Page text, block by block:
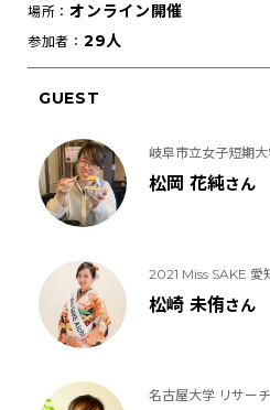
場所：オンライン開催
参加者： 29人
GUEST
岐阜市立女子短期大
松岡 花純さん
2021 Miss SAKE 愛
松崎 未侑さん
名古屋大学 リサー